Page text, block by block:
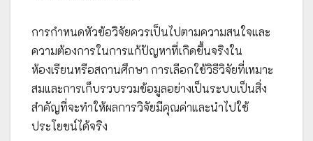
การกำหนดหัวข้อวิจัยควรเป็นไปตามความสนใจและ
ความต้องการในการแก้ปัญหาที่เกิดขึ้นจริงใน
ห้องเรียนหรือสถานศึกษา การเลือกใช้วิธีวิจัยที่เหมาะ
สมและการเก็บรวบรวมข้อมูลอย่างเป็นระบบเป็นสิ่ง
สำคัญที่จะทำให้ผลการวิจัยมีคุณค่าและนำไปใช้
ประโยชน์ได้จริง